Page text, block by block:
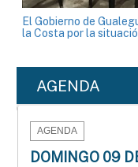
El Gobierno de
la Costa por la
AGENDA
AGENDA
DOMINGO 09